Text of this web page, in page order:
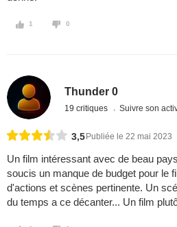
1 0
Thunder 0
19 critiques Suivre son
3,5 Publiée le 22 mai 2023
Un film intéressant avec de beau
soucis un manque de budget pour le
d'actions et scènes pertinente. Un
du temps a ce décanter... Un film